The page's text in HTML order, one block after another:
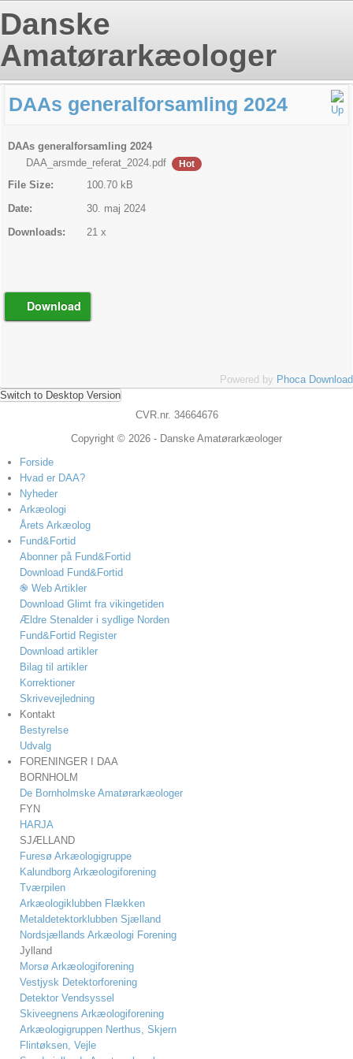
Danske
Amatørarkæologer
DAAs generalforsamling 2024
DAAs generalforsamling 2024
DAA_arsmde_referat_2024.pdf
Hot
File Size:
100.70 kB
Date:
30. maj 2024
Downloads:
21 x
Powered by Phoca Download
Switch to Desktop Version
CVR.nr. 34664676
Copyright © 2026 - Danske Amatørarkæologer
Forside
Hvad er DAA?
Nyheder
Arkæologi
Årets Arkæolog
Fund&Fortid
Abonner på Fund&Fortid
Download Fund&Fortid
֎ Web Artikler
Download Glimt fra vikingetiden
Ældre Stenalder i sydlige Norden
Fund&Fortid Register
Download artikler
Bilag til artikler
Korrektioner
Skrivevejledning
Kontakt
Bestyrelse
Udvalg
FORENINGER I DAA
BORNHOLM
De Bornholmske Amatørarkæologer
FYN
HARJA
SJÆLLAND
Furesø Arkæologigruppe
Kalundborg Arkæologiforening
Tværpilen
Arkæologiklubben Flækken
Metaldetektorklubben Sjælland
Nordsjællands Arkæologi Forening
Jylland
Morsø Arkæologiforening
Vestjysk Detektorforening
Detektor Vendsyssel
Skiveegnens Arkæologiforening
Arkæologigruppen Nerthus, Skjern
Flintøksen, Vejle